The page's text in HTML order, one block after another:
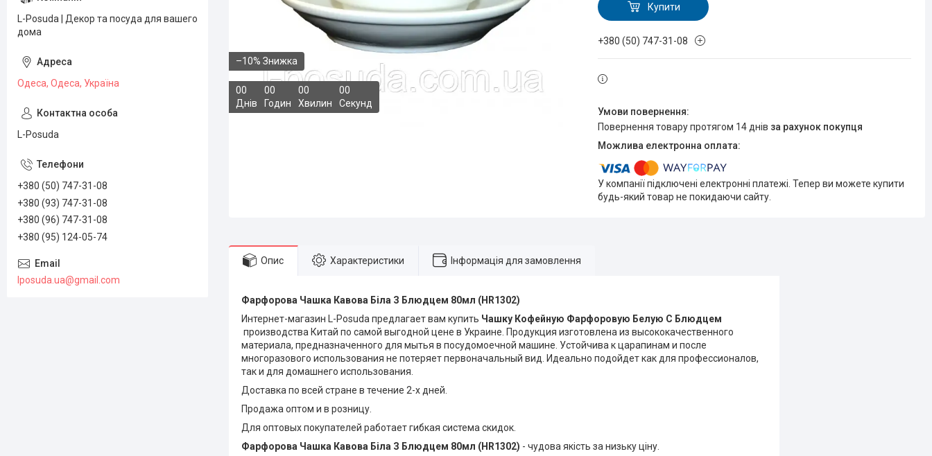
–10%
00
Днів
00
Годин
00
Хвилин
00
Секунд
Купити
+380 (50) 747-31-08
повернення товару протягом 14 днів за рахунок покупця
У компанії підключені електронні платежі. Тепер ви можете купити
будь-який товар не покидаючи сайту.
Опис Характеристики Інформація для замовлення
Фарфорова Чашка Кавова Біла З Блюдцем 80мл (HR1302)
Интернет-магазин L-Posuda предлагает вам купить Чашку Кофейную Фарфоровую Белую С Блюдцем
производства Китай по самой выгодной цене в Украине. Продукция изготовлена из высококачественного
материала, предназначенного для мытья в посудомоечной машине. Устойчива к царапинам и после
многоразового использования не потеряет первоначальный вид. Идеально подойдет как для профессионалов,
так и для домашнего использования.
Доставка по всей стране в течение 2-х дней.
Продажа оптом и в розницу.
Для оптовых покупателей работает гибкая система скидок.
Фарфорова Чашка Кавова Біла З Блюдцем 80мл (HR1302) - чудова якість за низьку ціну.
L-Posuda | Декор та посуда для вашего
дома
Одеса, Одеса, Україна
L-Posuda
+380 (50) 747-31-08
+380 (93) 747-31-08
+380 (96) 747-31-08
+380 (95) 124-05-74
lposuda.ua@gmail.com